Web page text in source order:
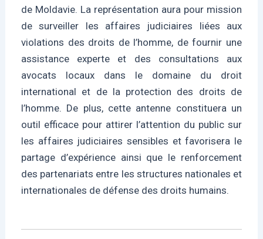
de Moldavie. La représentation aura pour mission
de surveiller les affaires judiciaires liées aux
violations des droits de l’homme, de fournir une
assistance experte et des consultations aux
avocats locaux dans le domaine du droit
international et de la protection des droits de
l’homme. De plus, cette antenne constituera un
outil efficace pour attirer l’attention du public sur
les affaires judiciaires sensibles et favorisera le
partage d’expérience ainsi que le renforcement
des partenariats entre les structures nationales et
internationales de défense des droits humains.